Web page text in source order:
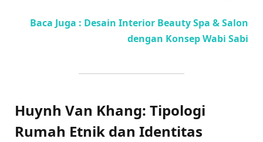
Baca Juga : Desain Interior Beauty Spa & Salon
dengan Konsep Wabi Sabi
Huynh Van Khang: Tipologi
Rumah Etnik dan Identitas